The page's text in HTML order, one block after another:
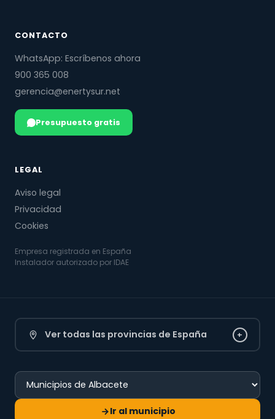
CONTACTO
WhatsApp: Escríbenos ahora
900 365 008
gerencia@enertysur.net
Presupuesto gratis
LEGAL
Aviso legal
Privacidad
Cookies
Empresa registrada en España
Instalador autorizado por IDAE
Ver todas las provincias de España +
Ir al municipio